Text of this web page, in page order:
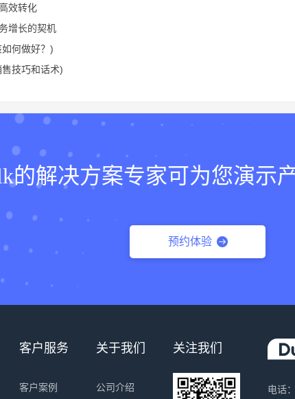
效转化
增长的契机
何做好？)
技巧和话术)
的解决方案专家可为您演示
预约体验
客户服务
客户案例
关于我们
公司介绍
关注我们
电话